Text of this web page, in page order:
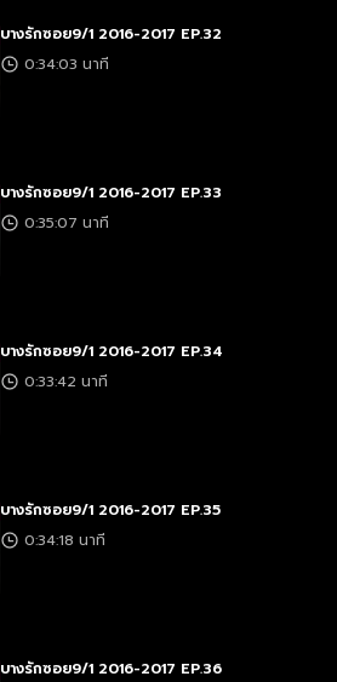
บางรักซอย9/1 2016-2017 EP.32
0:34:03 นาที
บางรักซอย9/1 2016-2017 EP.33
0:35:07 นาที
บางรักซอย9/1 2016-2017 EP.34
0:33:42 นาที
บางรักซอย9/1 2016-2017 EP.35
0:34:18 นาที
บางรักซอย9/1 2016-2017 EP.36